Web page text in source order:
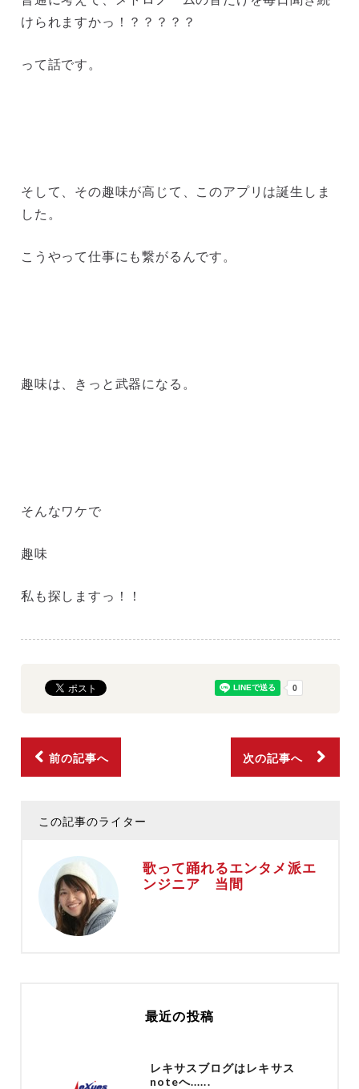
けられますかっ！？？？？？
って話です。
そして、その趣味が高じて、このアプリは誕生しま
した。
こうやって仕事にも繋がるんです。
趣味は、きっと武器になる。
そんなワケで
趣味
私も探しますっ！！
前の記事へ 次の記事へ
この記事のライター
歌って踊れるエンタメ派エ
ンジニア 当間
最近の投稿
レキサスブログはレキサス
noteへ......